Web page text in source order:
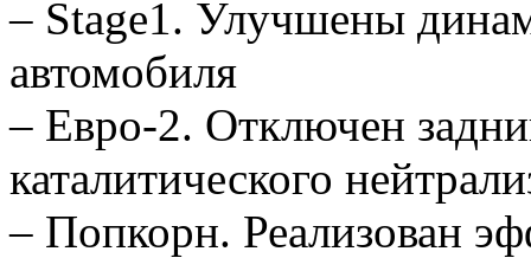
– Stage1. Улучшены
автомобиля
– Евро-2. Отключен
каталитического
– Попкорн. Реализован